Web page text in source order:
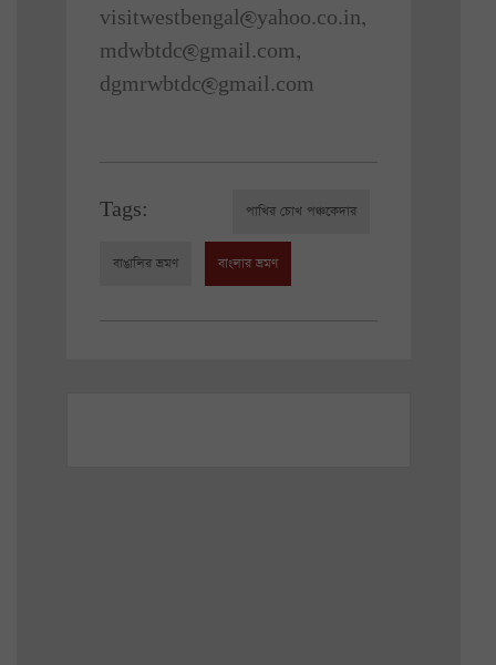
visitwestbengal@yahoo.co.in,
mdwbtdc@gmail.com,
dgmrwbtdc@gmail.com
Tags: পাখির চোখ পঞ্চকেদার
বাঙালির ভ্রমণ বাংলার ভ্রমণ